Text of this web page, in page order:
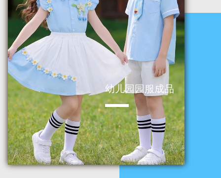
亿力制衣厂
类型： 靖西服装厂、校服
小学定制校服成品